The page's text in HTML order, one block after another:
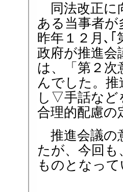
同法改正に
ある当事者が
昨年１２月､
政府が推進会
は、「第２
んでした。
し▽手話など
合理的配慮
推進会議の
たが、今回
ものとなっ